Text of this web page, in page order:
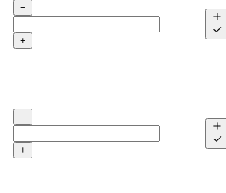
−
+
−
+